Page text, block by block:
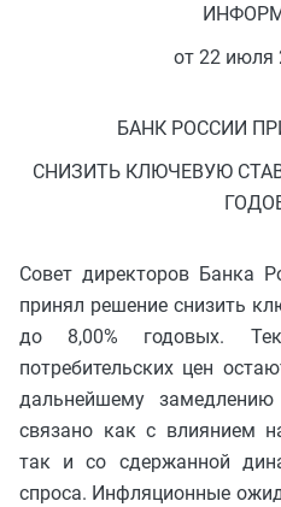
от 22 июля
БАНК РОССИИ
СНИЗИТЬ КЛЮЧЕВУЮ
Совет директоров Банка
принял решение снизить
до 8,00% годовых.
потребительских цен
дальнейшему
связано как с влиянием
так и со сдержанной
спроса. Инфляционные